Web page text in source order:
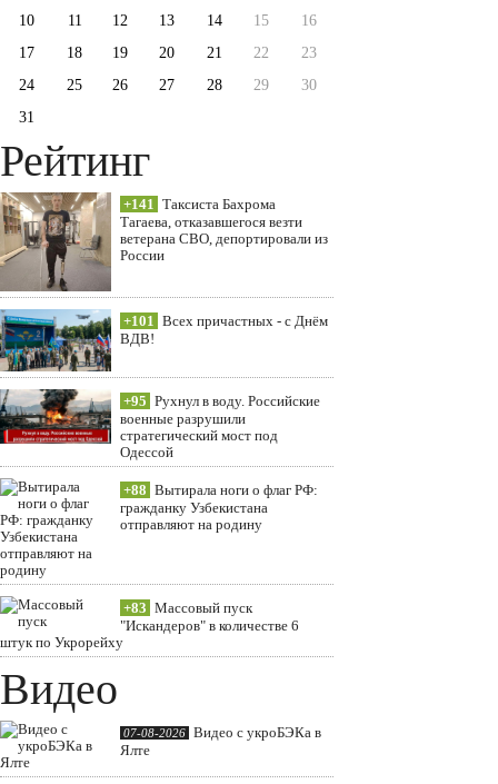
10
11 12 13 14 15
16
17
18 19 20 21 22
23
24
25 26 27 28 29
30
31
Рейтинг
+141 Таксиста Бахрома
Тагаева, отказавшегося везти
ветерана СВО, депортировали из
России
+101 Всех причастных - с Днём
ВДВ!
+95 Рухнул в воду. Российские
военные разрушили
стратегический мост под
Одессой
+88 Вытирала ноги о флаг РФ:
гражданку Узбекистана
отправляют на родину
+83 Массовый пуск
"Искандеров" в количестве 6
штук по Укрорейху
Видео
07-08-2026 Видео с укроБЭКа в
Ялте